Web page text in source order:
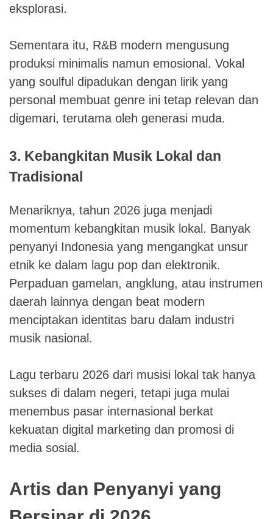
eksplorasi.
Sementara itu, R&B modern mengusung
produksi minimalis namun emosional. Vokal
yang soulful dipadukan dengan lirik yang
personal membuat genre ini tetap relevan dan
digemari, terutama oleh generasi muda.
3. Kebangkitan Musik Lokal dan
Tradisional
Menariknya, tahun 2026 juga menjadi
momentum kebangkitan musik lokal. Banyak
penyanyi Indonesia yang mengangkat unsur
etnik ke dalam lagu pop dan elektronik.
Perpaduan gamelan, angklung, atau instrumen
daerah lainnya dengan beat modern
menciptakan identitas baru dalam industri
musik nasional.
Lagu terbaru 2026 dari musisi lokal tak hanya
sukses di dalam negeri, tetapi juga mulai
menembus pasar internasional berkat
kekuatan digital marketing dan promosi di
media sosial.
Artis dan Penyanyi yang